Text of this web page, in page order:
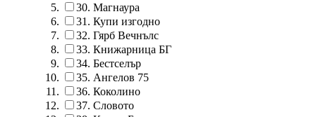
30. Магнаура
31. Купи изгодно
32. Гярб Вечнълс
33. Книжарница БГ
34. Бестселър
35. Ангелов 75
36. Коколино
37. Словото